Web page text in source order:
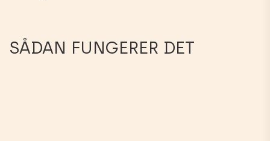
SÅDAN FUNGERER DET